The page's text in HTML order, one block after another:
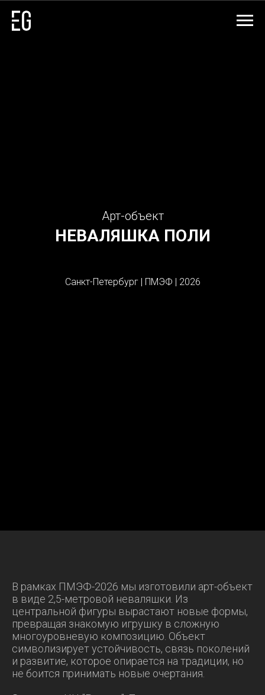
Арт-объект
НЕВАЛЯШКАПОЛИ
Санкт-Петербург | ПМЭФ | 2026
В рамках ПМЭФ-2026 мы изготовили арт-объект
в виде 2,5-метровой неваляшки. Из
центральной фигуры вырастают новые формы,
превращая знакомую игрушку в сложную
многоуровневую композицию. Объект
символизирует устойчивость, связь поколений
и развитие, которое опирается на традиции, но
не боится принимать новые очертания.